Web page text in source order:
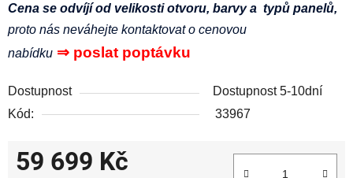
Cena se odvíjí od velikosti otvoru, barvy a typů panelů,
proto nás neváhejte kontaktovat o cenovou
nabídku ⇒ poslat poptávku
Dostupnost
Dostupnost 5-10dní
Kód:
33967
59 699 Kč